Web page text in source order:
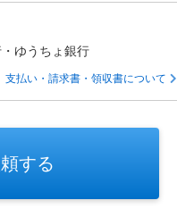
ゆうちょ銀行
支払い・請求書・領収書について
する